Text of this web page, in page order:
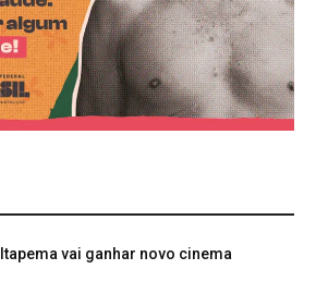
Itapema vai ganhar novo cinema